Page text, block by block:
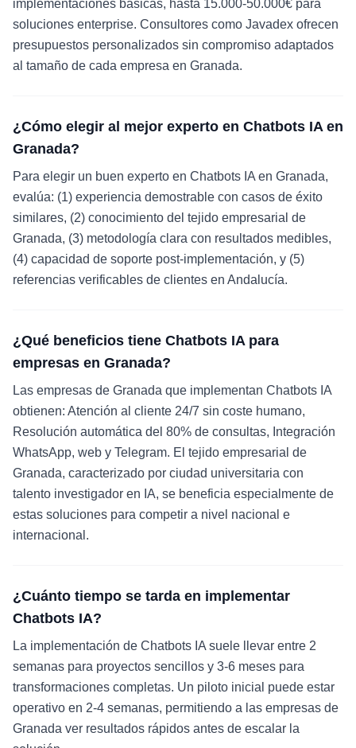
implementaciones básicas, hasta 15.000-50.000€ para
soluciones enterprise. Consultores como Javadex ofrecen
presupuestos personalizados sin compromiso adaptados
al tamaño de cada empresa en Granada.
¿Cómo elegir al mejor experto en Chatbots IA en
Granada?
Para elegir un buen experto en Chatbots IA en Granada,
evalúa: (1) experiencia demostrable con casos de éxito
similares, (2) conocimiento del tejido empresarial de
Granada, (3) metodología clara con resultados medibles,
(4) capacidad de soporte post-implementación, y (5)
referencias verificables de clientes en Andalucía.
¿Qué beneficios tiene Chatbots IA para
empresas en Granada?
Las empresas de Granada que implementan Chatbots IA
obtienen: Atención al cliente 24/7 sin coste humano,
Resolución automática del 80% de consultas, Integración
WhatsApp, web y Telegram. El tejido empresarial de
Granada, caracterizado por ciudad universitaria con
talento investigador en IA, se beneficia especialmente de
estas soluciones para competir a nivel nacional e
internacional.
¿Cuánto tiempo se tarda en implementar
Chatbots IA?
La implementación de Chatbots IA suele llevar entre 2
semanas para proyectos sencillos y 3-6 meses para
transformaciones completas. Un piloto inicial puede estar
operativo en 2-4 semanas, permitiendo a las empresas de
Granada ver resultados rápidos antes de escalar la